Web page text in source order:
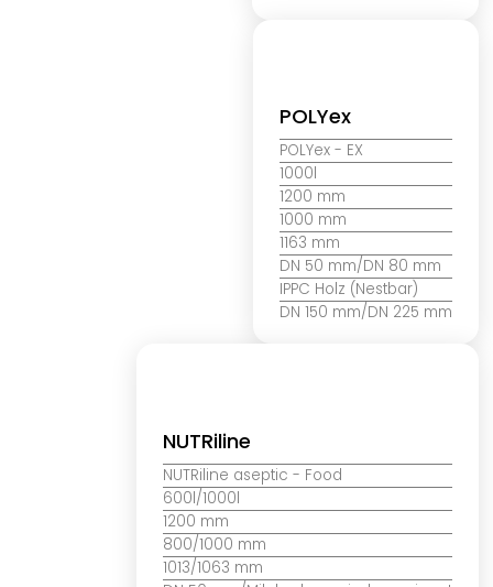
POLYex
POLYex - EX
1000l
1200 mm
1000 mm
1163 mm
DN 50 mm/DN 80 mm
IPPC Holz (Nestbar)
DN 150 mm/DN 225 mm
NUTRiline
NUTRiline aseptic - Food
600l/1000l
1200 mm
800/1000 mm
1013/1063 mm